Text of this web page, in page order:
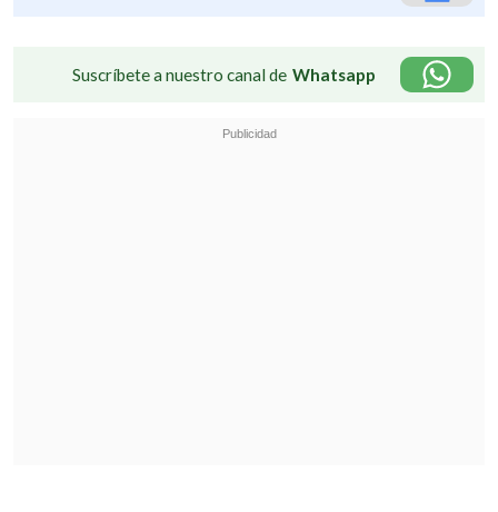
Suscríbete a nuestro canal de Whatsapp